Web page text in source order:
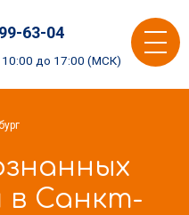
63-04
10:00 до 17:00 (МСК)
Toggle
в Санкт-